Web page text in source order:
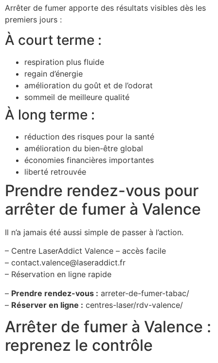
Arrêter de fumer apporte des résultats visibles dès les
premiers jours :
À court terme :
respiration plus fluide
regain d’énergie
amélioration du goût et de l’odorat
sommeil de meilleure qualité
À long terme :
réduction des risques pour la santé
amélioration du bien-être global
économies financières importantes
liberté retrouvée
Prendre rendez-vous pour
arrêter de fumer à Valence
Il n’a jamais été aussi simple de passer à l’action.
– Centre LaserAddict Valence – accès facile
– contact.valence@laseraddict.fr
– Réservation en ligne rapide
– Prendre rendez-vous : arreter-de-fumer-tabac/
– Réserver en ligne : centres-laser/rdv-valence/
Arrêter de fumer à Valence :
reprenez le contrôle